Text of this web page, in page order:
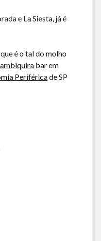
e La Siesta, já é
é o tal do molho
bar em
Periféricade SP